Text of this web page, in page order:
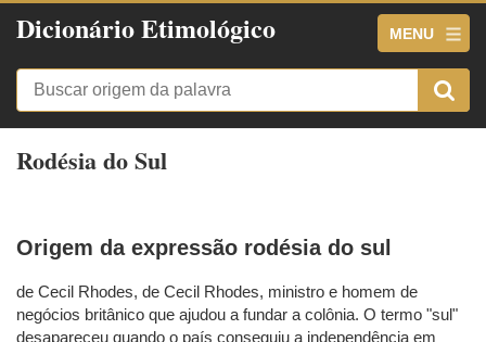
Dicionário Etimológico MENU
Rodésia do Sul
Origem da expressão rodésia do sul
de Cecil Rhodes, de Cecil Rhodes, ministro e homem de
negócios britânico que ajudou a fundar a colônia. O termo "sul"
desapareceu quando o país conseguiu a independência em